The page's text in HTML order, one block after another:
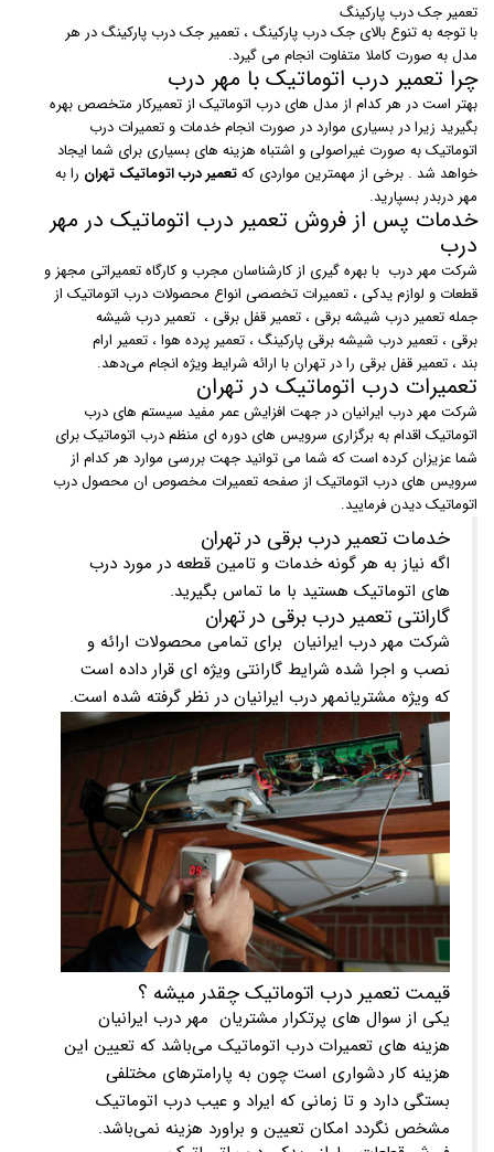
تعمیر جک درب پارکینگ
با توجه به تنوع بالای جک درب پارکینگ ، تعمیر جک درب پارکینگ در هر
مدل به صورت کاملا متفاوت انجام می گیرد.
چرا تعمیر درب اتوماتیک با مهر درب
بهتر است در هر کدام از مدل های درب اتوماتیک از تعمیرکار متخصص بهره
بگیرید زیرا در بسیاری موارد در صورت انجام خدمات و تعمیرات درب
اتوماتیک به صورت غیراصولی و اشتباه هزینه های بسیاری برای شما ایجاد
خواهد شد . برخی از مهمترین مواردی کهتعمیر درب اتوماتیک تهران را به
مهر دربدر بسپارید.
خدمات پس از فروش تعمیر درب اتوماتیک در مهر
درب
شرکت مهر درب با بهره گیری از کارشناسان مجرب و کارگاه تعمیراتی مجهز و
قطعات و لوازم یدکی ، تعمیرات تخصصی انواع محصولات درب اتوماتیک از
جمله تعمیر درب شیشه برقی ، تعمیر قفل برقی ، تعمیر درب شیشه
برقی ، تعمیر درب شیشه برقی پارکینگ ، تعمیر پرده هوا ، تعمیر ارام
بند ، تعمیر قفل برقی را در تهران با ارائه شرایط ویژه انجام می‌دهد.
تعمیرات درب اتوماتیک در تهران
شرکت مهر درب ایرانیان در جهت افزایش عمر مفید سیستم های درب
اتوماتیک اقدام به برگزاری سرویس های دوره ای منظم درب اتوماتیک برای
شما عزیزان کرده است که شما می توانید جهت بررسی موارد هر کدام از
سرویس های درب اتوماتیک از صفحه تعمیرات مخصوص ان محصول درب
اتوماتیک دیدن فرمایید.
خدمات تعمیر درب برقی در تهران
اگه نیاز به هر گونه خدمات و تامین قطعه در مورد درب
های اتوماتیک هستید با ما تماس بگیرید.
گارانتی تعمیر درب برقی در تهران
شرکت مهر درب ایرانیان برای تمامی محصولات ارائه و
نصب و اجرا شده شرایط گارانتی ویژه ای قرار داده است
که ویژه مشتریانمهر درب ایرانیان در نظر گرفته شده است.
قیمت تعمیر درب اتوماتیک چقدر میشه ؟
یکی از سوال های پرتکرار مشتریان مهر درب ایرانیان
هزینه های تعمیرات درب اتوماتیک می‌باشد که تعیین این
هزینه کار دشواری است چون به پارامترهای مختلفی
بستگی دارد و تا زمانی که ایراد و عیب درب اتوماتیک
مشخص نگردد امکان تعیین و براورد هزینه نمی‌باشد.